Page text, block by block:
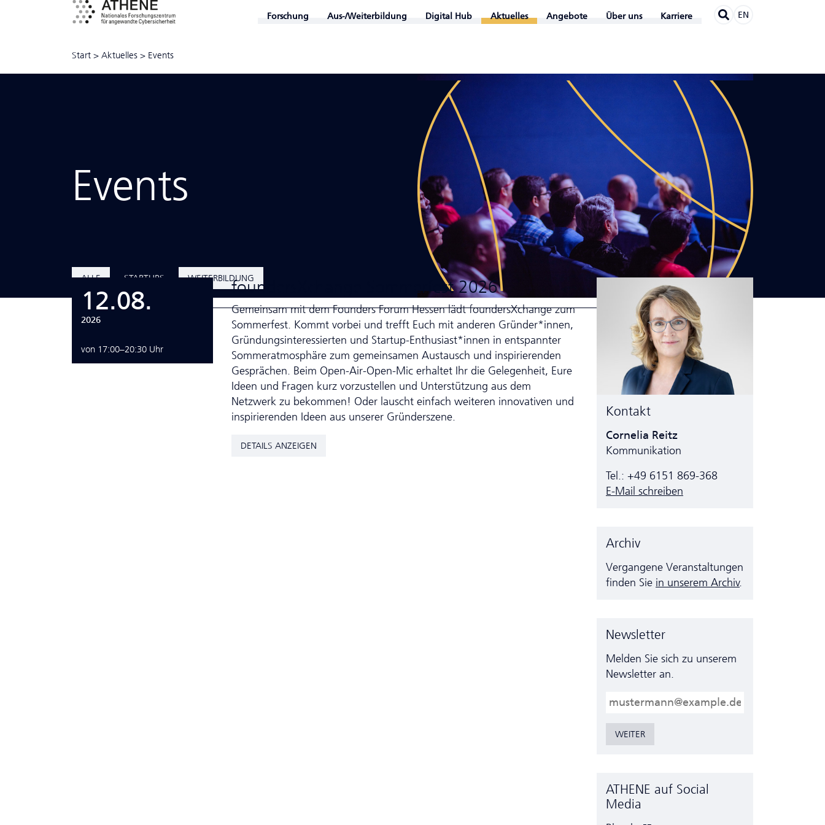
Forschung Aus-/Weiterbildung Digital Hub Aktuelles Angebote Über uns Karriere EN
Start > Aktuelles > Events
Events
ALLE STARTUPS WEITERBILDUNG
12.08.
2026
von 17:00–20:30 Uhr
foundersXchange Sommerfest 2026
Gemeinsam mit dem Founders Forum Hessen lädt foundersXchange zum
Sommerfest. Kommt vorbei und trefft Euch mit anderen Gründer*innen,
Gründungs­inte­res­sierten und Startup-Enthusiast*innen in entspannter
Sommeratmosphäre zum gemeinsamen Austausch und inspirierenden
Gesprächen. Beim Open-Air-Open-Mic erhaltet Ihr die Gelegenheit, Eure
Ideen und Fragen kurz vorzustellen und Unter­stütz­ung aus dem
Netzwerk zu bekommen! Oder lauscht einfach weiteren innovativen und
inspirierenden Ideen aus unserer Gründerszene.
DETAILS ANZEIGEN
Kontakt
Cornelia Reitz
Kommunikation
Tel.: +49 6151 869-368
E-Mail schreiben
Archiv
Vergangene Veranstaltungen
finden Sie in unserem Archiv.
Newsletter
Melden Sie sich zu unserem
Newsletter an.
E-Mail
WEITER
ATHENE auf Social
Media